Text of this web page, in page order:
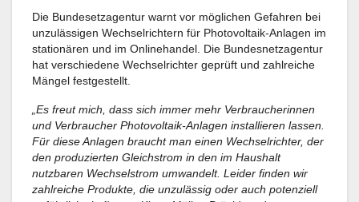
Die Bundesetzagentur warnt vor möglichen Gefahren bei
unzulässigen Wechselrichtern für Photovoltaik-Anlagen im
stationären und im Onlinehandel. Die Bundesnetzagentur
hat verschiedene Wechselrichter geprüft und zahlreiche
Mängel festgestellt.
„Es freut mich, dass sich immer mehr Verbraucherinnen
und Verbraucher Photovoltaik-Anlagen installieren lassen.
Für diese Anlagen braucht man einen Wechselrichter, der
den produzierten Gleichstrom in den im Haushalt
nutzbaren Wechselstrom umwandelt. Leider finden wir
zahlreiche Produkte, die unzulässig oder auch potenziell